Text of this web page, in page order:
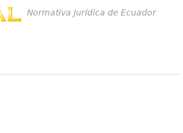
Normativa Jurídica de Ecuador